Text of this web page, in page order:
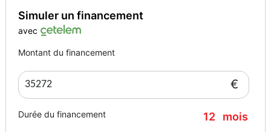
Simuler un financement
avec
Montant du financement
€
Durée du financement 12 mois